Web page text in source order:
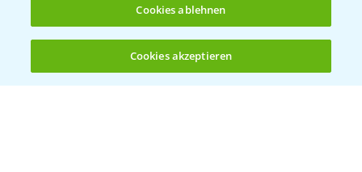
(noch 4)
Kontakt & Notfall
Cookies ablehnen
Cookies akzeptieren